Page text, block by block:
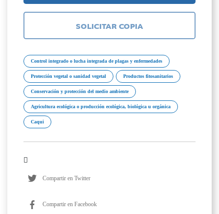
SOLICITAR COPIA
Control integrado o lucha integrada de plagas y enfermedades
Protección vegetal o sanidad vegetal Productos fitosanitarios
Conservación y protección del medio ambiente
Agricultura ecológica o producción ecológica, biológica u orgánica
Caqui
Compartir en Twitter
Compartir en Facebook